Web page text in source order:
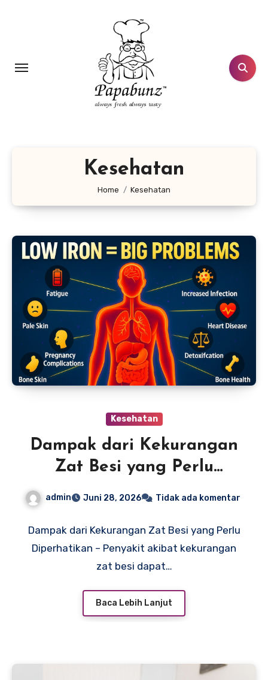
Kesehatan
Home Kesehatan
Kesehatan
Dampak dari Kekurangan
Zat Besi yang Perlu
admin Juni 28, 2026 Tidak ada komentar
Dampak dari Kekurangan Zat Besi yang Perlu
Diperhatikan – Penyakit akibat kekurangan
zat besi dapat…
Baca Lebih Lanjut